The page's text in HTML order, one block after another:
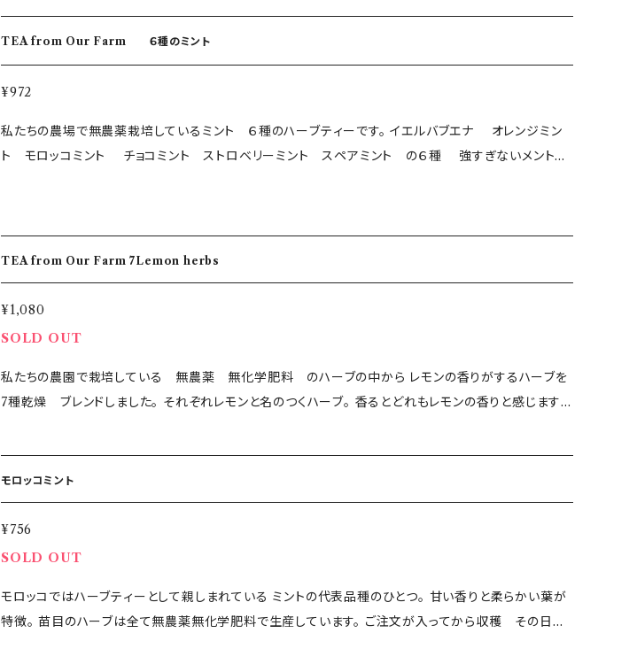
TEA from Our Farm ６種のミント
¥972
私たちの農場で無農薬栽培しているミント ６種のハーブティーです。 イエルバブエナ オレンジミン
ト モロッコミント チョコミント ストロベリーミント スペアミント の６種 強すぎないメントー
ご了承ください。 ＜配送できない一部の地域について＞ フレッシュハーブについては、北海道、四国、九
州、沖縄、離島など翌日着ができない地域については、お送りできないことがあります。 恐れ入ります
が、該当する地域からのご購入は事前にお問い合わせください。 ＜複数ヵ所への配送について＞ お手
数をお掛けしますが、配送先ごとにご注文をお願いいたします。
TEA from Our Farm 7Lemon herbs
¥1,080
SOLD OUT
私たちの農園で栽培している 無農薬 無化学肥料 のハーブの中から レモンの香りがするハーブを
7種乾燥 ブレンドしました。 それぞれレモンと名のつくハーブ。 香るとどれもレモンの香りと感じます
そんな7種を一つずつ乾燥してブレンドしました。 レモンバーベナ レモンバーム レモンマートル レ
モンマリーゴールド レモングラス レモンバジル レモンティーツリー すっきりと飲みやすいハーブティ
です ・内容量：約10g ・原材料：ハーブ ・賞味期限：製造から3～6ヶ月 ・保存方法： 常温 ・生産地：千葉
県鴨川 ＜出荷日について＞ 水・土・日・祝日は出荷作業をお休みしております。 翌日のお届けはでき
ないことをご了承ください。 水・土・日発送希望でご購入されても、前営業日に発送いたしますことをご
州、沖縄、離島など翌日着ができない地域については、お送りできないことがあります。 恐れ入ります
が、該当する地域からのご購入は事前にお問い合わせください。 ＜複数ヵ所への配送について＞ お手
モロッコミント
¥756
SOLD OUT
モロッコではハーブティーとして親しまれている ミントの代表品種のひとつ。 甘い香りと柔らかい葉が
特徴。 苗目のハーブは全て無農薬無化学肥料で生産しています。 ご注文が入ってから収穫 その日の